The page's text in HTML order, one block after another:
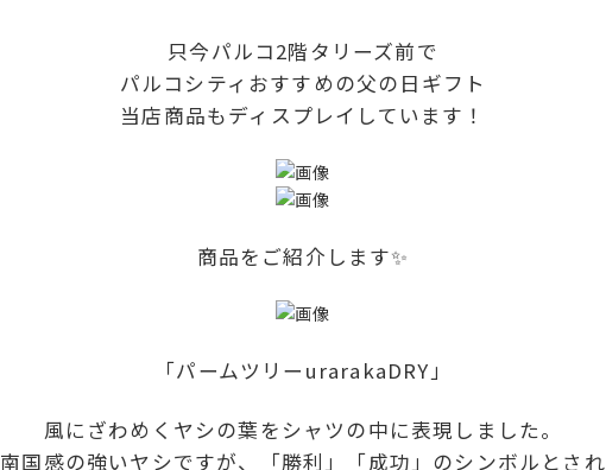
只今パルコ2階タリーズ前で
パルコシティおすすめの父の日ギフト
当店商品もディスプレイしています！
商品をご紹介します✨
「パームツリーurarakaDRY」
風にざわめくヤシの葉をシャツの中に表現しました。
南国感の強いヤシですが、「勝利」「成功」のシンボルとされ